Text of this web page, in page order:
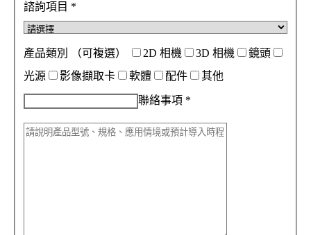
諮詢項目 *
產品類別 （可複選） 2D 相機 3D 相機
鏡頭
光源
影像擷取卡 軟體 配件 其他
聯絡事項 *